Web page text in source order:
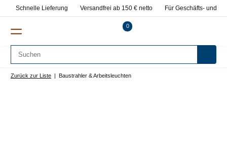
Schnelle Lieferung Versandfrei ab 150 € netto Für Geschäfts- und
0
Zurück zur Liste Baustrahler & Arbeitsleuchten